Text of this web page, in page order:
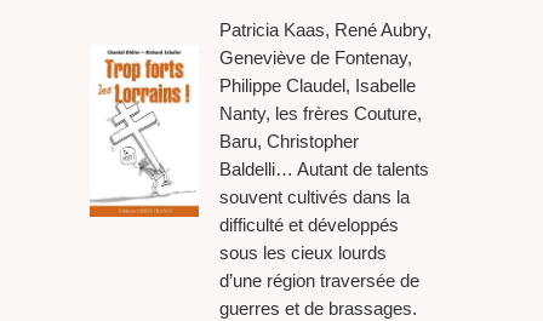
Patricia Kaas, René Aubry,
Geneviève de Fontenay,
Philippe Claudel, Isabelle
Nanty, les frères Couture,
Baru, Christopher
Baldelli… Autant de talents
souvent cultivés dans la
difficulté et développés
sous les cieux lourds
d’une région traversée de
guerres et de brassages.